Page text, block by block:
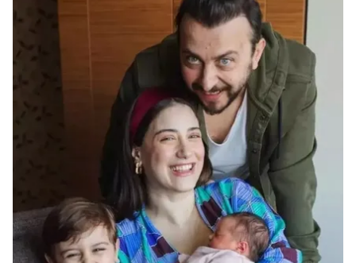
verileriniz işlenmekte olup gerekli olan çerezler bilgi
toplumu hizmetlerinin sunulması amacıyla
kullanılmaktadır. Diğer çerezler, sitemizin daha işlevsel
kılınması ve kişiselleştirilmesi ve sizlere yönelik
reklam/pazarlama faaliyetlerinin yapılması, amaçlarıyla
sınırlı olarak açık rızanız dahilinde kullanılacaktır.
Çerezlere ilişkin tercihlerinizi aşağıda yer alan panel
vasıtasıyla belirleyebilirsiniz. Çerezlere ilişkin detaylı bilgi
için Ayarlar butonuna tıklayabilir,Çerez Bilgilendirme
Metnimiziziyaret edebilirsiniz.
6698 sayılı Kişisel Verilerin Korunması Kanunu uyarınca
hazırlanmış Aydınlatma Metnimizi okumak ve sitemizde